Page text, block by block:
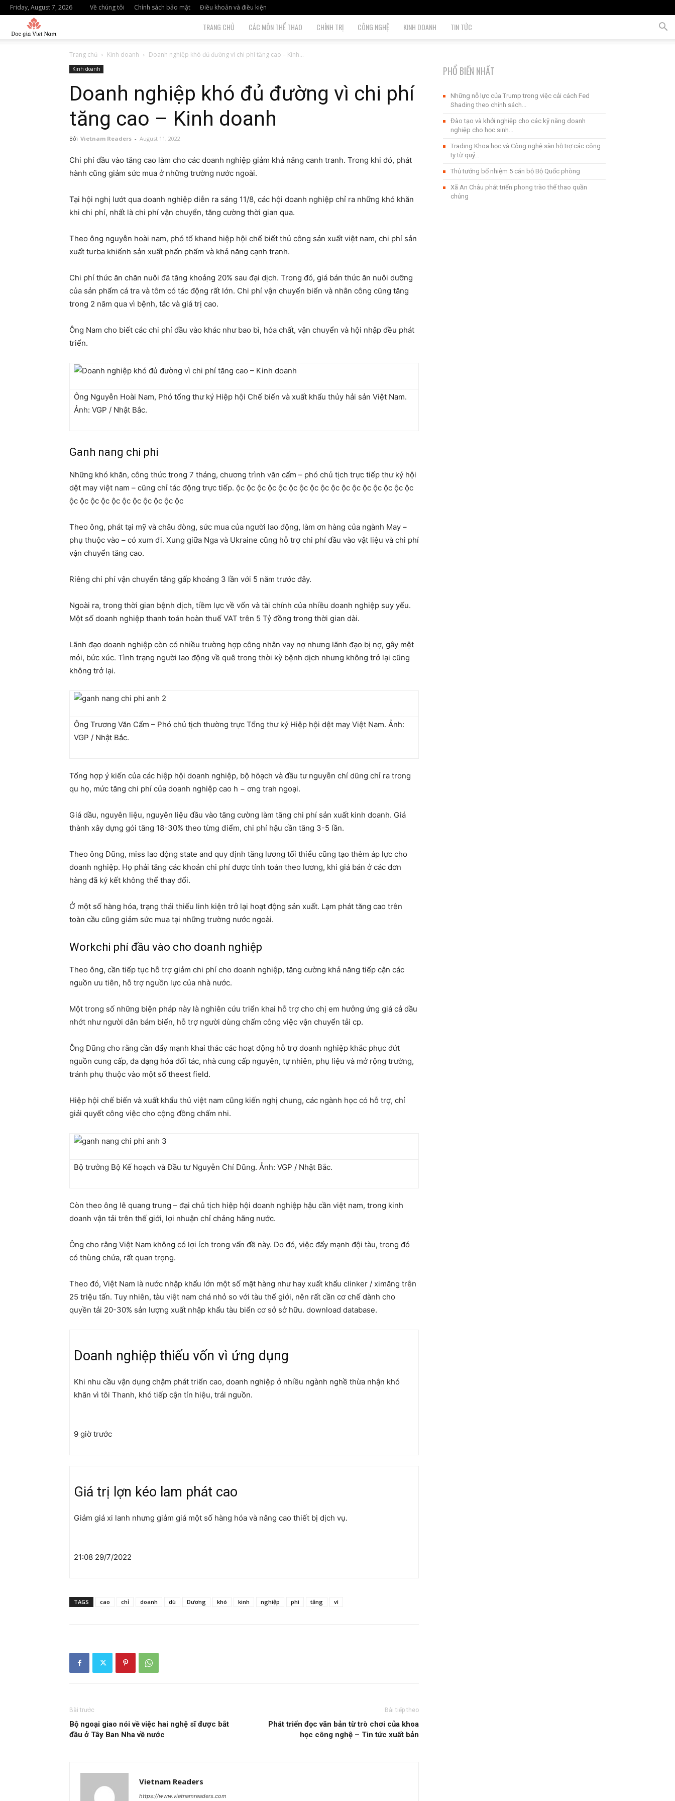
Friday, August 7, 2026 Về chúng tôi Chính sách bảo mật Điều khoản và điều kiện
nam
TRANG CHỦ CÁC MÔN THỂ THAO CHÍNH TRỊ CÔNG NGHỆ KINH DOANH TIN TỨC
Trang chủ Kinh doanh Doanh nghiệp khó đủ đường vì chi phí tăng cao – Kinh...
Kinh doanh
Doanh nghiệp khó đủ đường vì chi phí
tăng cao – Kinh doanh
Bởi Vietnam Readers - August 11, 2022
Chi phí đầu vào tăng cao làm cho các doanh nghiệp giảm khả năng canh tranh. Trong khi đó, phát
hành cũng giảm sức mua ở những trường nước ngoài.
Tại hội nghị lướt qua doanh nghiệp diễn ra sáng 11/8, các hội doanh nghiệp chỉ ra những khó khăn
khi chi phí, nhất là chi phí vận chuyển, tăng cường thời gian qua.
Theo ông nguyễn hoài nam, phó tổ khand hiệp hội chế biết thủ công sản xuất việt nam, chi phí sản
xuất turba khiếnh sản xuất phẩn phẩm và khả năng cạnh tranh.
Chi phí thức ăn chăn nuôi đã tăng khoảng 20% ​​sau đại dịch. Trong đó, giá bán thức ăn nuôi dưỡng
của sản phẩm cá tra và tôm có tác động rất lớn. Chi phí vận chuyển biển và nhân công cũng tăng
trong 2 năm qua vì bệnh, tắc và giá trị cao.
Ông Nam cho biết các chi phí đầu vào khác như bao bì, hóa chất, vận chuyển và hội nhập đều phát
triển.
Ông Nguyễn Hoài Nam, Phó tổng thư ký Hiệp hội Chế biến và xuất khẩu thủy hải sản Việt Nam.
Ảnh: VGP / Nhật Bắc.
Ganh nang chi phi
Những khó khăn, công thức trong 7 tháng, chương trình văn cẩm – phó chủ tịch trực tiếp thư ký hội
dệt may việt nam – cũng chỉ tác động trực tiếp. ộc ộc ộc ộc ộc ộc ộc ộc ộc ộc ộc ộc ộc ộc ộc ộc ộc
ộc ộc ộc ộc ộc ộc ộc ộc ộc ộc ộc
Theo ông, phát tại mỹ và châu đòng, sức mua của người lao động, làm ơn hàng của ngành May –
phụ thuộc vào – có xum đi. Xung giữa Nga và Ukraine cũng hỗ trợ chi phí đầu vào vật liệu và chi phí
vận chuyển tăng cao.
Riêng chi phí vận chuyển tăng gấp khoảng 3 lần với 5 năm trước đây.
Ngoài ra, trong thời gian bệnh dịch, tiềm lực về vốn và tài chính của nhiều doanh nghiệp suy yếu.
Một số doanh nghiệp thanh toán hoàn thuế VAT trên 5 Tỷ đồng trong thời gian dài.
Lãnh đạo doanh nghiệp còn có nhiều trường hợp công nhân vay nợ nhưng lãnh đạo bị nợ, gây mệt
mỏi, bức xúc. Tình trạng người lao động về quê trong thời kỳ bệnh dịch nhưng không trở lại cũng
không trở lại.
Ông Trương Văn Cẩm – Phó chủ tịch thường trực Tổng thư ký Hiệp hội dệt may Việt Nam. Ảnh:
VGP / Nhật Bắc.
Tổng hợp ý kiến ​​của các hiệp hội doanh nghiệp, bộ höạch và đầu tư nguyễn chí dũng chỉ ra trong
qu họ, mức tăng chi phí của doanh nghiệp cao h − ơng trah ngoại.
Giá dầu, nguyên liệu, nguyên liệu đầu vào tăng cường làm tăng chi phí sản xuất kinh doanh. Giá
thành xây dựng gói tăng 18-30% theo từng điểm, chi phí hậu cần tăng 3-5 lần.
Theo ông Dũng, miss lao động state and quy định tăng lương tối thiểu cũng tạo thêm áp lực cho
doanh nghiệp. Họ phải tăng các khoản chi phí được tính toán theo lương, khi giá bán ở các đơn
hàng đã ký kết không thể thay đổi.
Ở một số hàng hóa, trạng thái thiếu linh kiện trở lại hoạt động sản xuất. Lạm phát tăng cao trên
toàn cầu cũng giảm sức mua tại những trường nước ngoài.
Workchi phí đầu vào cho doanh nghiệp
Theo ông, cần tiếp tục hỗ trợ giảm chi phí cho doanh nghiệp, tăng cường khả năng tiếp cận các
nguồn ưu tiên, hỗ trợ nguồn lực của nhà nước.
Một trong số những biện pháp này là nghiên cứu triển khai hỗ trợ cho chị em hưởng ứng giá cả dầu
nhớt như người dân bám biển, hỗ trợ người dùng chấm công việc vận chuyển tải cp.
Ông Dũng cho rằng cần đẩy mạnh khai thác các hoạt động hỗ trợ doanh nghiệp khắc phục đứt
nguồn cung cấp, đa dạng hóa đối tác, nhà cung cấp nguyên, tự nhiên, phụ liệu và mở rộng trường,
tránh phụ thuộc vào một số theest field.
Hiệp hội chế biến và xuất khẩu thủ việt nam cũng kiến ​​nghị chung, các ngành học có hỗ trợ, chỉ
giải quyết công việc cho cộng đồng chấm nhi.
Bộ trưởng Bộ Kế hoạch và Đầu tư Nguyễn Chí Dũng. Ảnh: VGP / Nhật Bắc.
Còn theo ông lê quang trung – đại chủ tịch hiệp hội doanh nghiệp hậu cần việt nam, trong kinh
doanh vận tải trên thế giới, lợi nhuận chỉ chảng hãng nước.
Ông cho rằng Việt Nam không có lợi ích trong vấn đề này. Do đó, việc đẩy mạnh đội tàu, trong đó
có thùng chứa, rất quan trọng.
Theo đó, Việt Nam là nước nhập khẩu lớn một số mặt hàng như hay xuất khẩu clinker / ximăng trên
25 triệu tấn. Tuy nhiên, tàu việt nam chá nhỏ so với tàu thế giới, nên rất cần cơ chế dành cho
quyền tải 20-30% sản lượng xuất nhập khẩu tàu biển cơ sở sở hữu. download database.
Doanh nghiệp thiếu vốn vì ứng dụng
Khi nhu cầu vận dụng chậm phát triển cao, doanh nghiệp ở nhiều ngành nghề thừa nhận khó
khăn vì tôi Thanh, khó tiếp cận tín hiệu, trái nguồn.
9 giờ trước
Giá trị lợn kéo lam phát cao
Giảm giá xi lanh nhưng giảm giá một số hàng hóa và nâng cao thiết bị dịch vụ.
21:08 29/7/2022
TAGS cao chỉ doanh dù Dương khó kinh nghiệp phì tăng vì
Bài trước
Bộ ngoại giao nói về việc hai nghệ sĩ được bắt
đầu ở Tây Ban Nha về nước
Bài tiếp theo
Phát triển đọc văn bản từ trò chơi của khoa
học công nghệ – Tin tức xuất bản
Vietnam Readers
https://www.vietnamreaders.com
PHỔ BIẾN NHẤT
Những nỗ lực của Trump trong việc cải cách Fed
Shading theo chính sách...
Đào tạo và khởi nghiệp cho các kỹ năng doanh
nghiệp cho học sinh...
Trading Khoa học và Công nghệ sàn hỗ trợ các công
ty từ quý...
Thủ tướng bổ nhiệm 5 cán bộ Bộ Quốc phòng
Xã An Châu phát triển phong trào thể thao quần
chúng